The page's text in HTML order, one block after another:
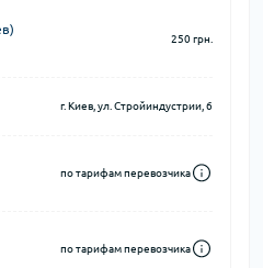
250 грн.
г. Киев, ул. Стройиндустрии, 6
по тарифам перевозчика
по тарифам перевозчика